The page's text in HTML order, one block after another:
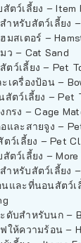
ตว์เลี้ยง – Item
ำหรับสัตว์เลี้ยง
มสเตอร์ –
ว – Cat Sand
ตว์เลี้ยง – Pet
เครื่องป้อน –
สัตว์เลี้ยง – Pet
กรง – Cage
และสายจูง –
ตว์เลี้ยง – Pet
ตว์เลี้ยง – More
ำหรับสัตว์เลี้ยง
และที่นอนสัตว์เ
ดับสำหรับนก –
ให้ความร้อน –